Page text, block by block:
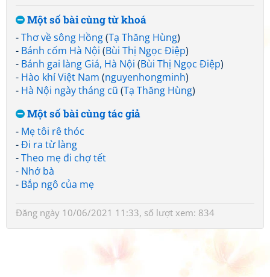
Một số bài cùng từ khoá
-Thơ về sông Hồng(Tạ Thăng Hùng)
- Bánh cốm Hà Nội (Bùi Thị Ngọc Điệp)
- Bánh gai làng Giá, Hà Nội (Bùi Thị Ngọc Điệp)
- Hào khí Việt Nam (nguyenhongminh)
- Hà Nội ngày tháng cũ (Tạ Thăng Hùng)
Một số bài cùng tác giả
- Mẹ tôi rê thóc
-Đi ra từ làng
-Theo mẹ đi chợ tết
- Nhớ bà
- Bắp ngô của mẹ
Đăng ngày 10/06/2021 11:33, số lượt xem: 834